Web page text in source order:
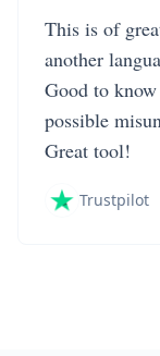
This is of
another
Good to
possible
Great tool!
Trustpilot